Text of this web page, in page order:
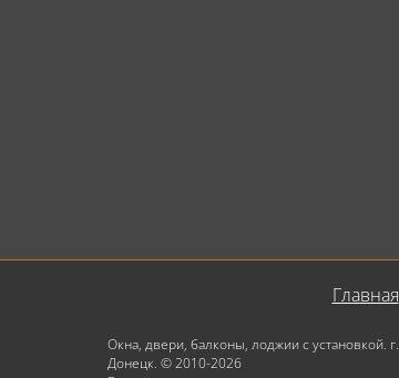
Главная
Окна, двери, балконы, лоджии с установкой. г.
Донецк. © 2010-2026